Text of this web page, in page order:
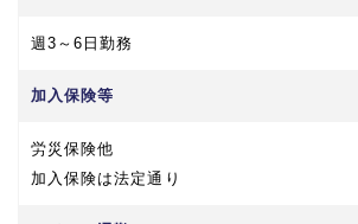
週3～6日勤務
加入保険等
労災保険他
加入保険は法定通り